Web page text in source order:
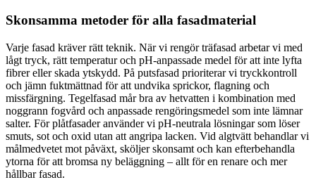
Skonsamma metoder för alla fasadmaterial
Varje fasad kräver rätt teknik. När vi rengör träfasad arbetar vi med
lågt tryck, rätt temperatur och pH-anpassade medel för att inte lyfta
fibrer eller skada ytskydd. På putsfasad prioriterar vi tryckkontroll
och jämn fuktmättnad för att undvika sprickor, flagning och
missfärgning. Tegelfasad mår bra av hetvatten i kombination med
noggrann fogvård och anpassade rengöringsmedel som inte lämnar
salter. För plåtfasader använder vi pH-neutrala lösningar som löser
smuts, sot och oxid utan att angripa lacken. Vid algtvätt behandlar vi
målmedvetet mot påväxt, sköljer skonsamt och kan efterbehandla
ytorna för att bromsa ny beläggning – allt för en renare och mer
hållbar fasad.